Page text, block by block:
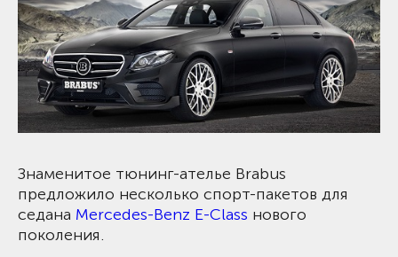
Знаменитое тюнинг-ателье Brabus
предложило несколько спорт-пакетов для
седана Mercedes-Benz E-Class нового
поколения.